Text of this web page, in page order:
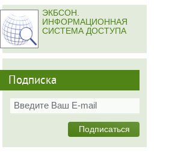
ЭКБСОН.
ИНФОРМАЦИОННАЯ
СИСТЕМА ДОСТУПА
Подписка